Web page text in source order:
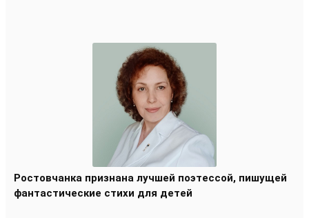
Ростовчанка признана лучшей поэтессой, пишущей
фантастические стихи для детей